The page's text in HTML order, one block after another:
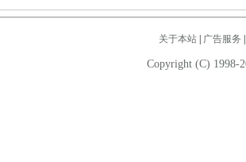
关于本站| 广告服务
Copyright (C) 1998-